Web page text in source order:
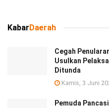
Kabar Daerah
Cegah
Usulkan
Ditunda
Kamis, 3 Juni
Pemuda